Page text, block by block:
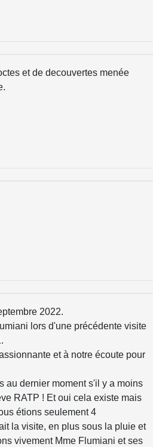
et de decouvertes menée
2022.
lors d'une précédente visite
et à notre écoute pour
au dernier moment s'il y a moins
RATP ! Et oui cela existe mais
étions seulement 4
la visite, en plus sous la pluie et
vivement Mme Flumiani et ses